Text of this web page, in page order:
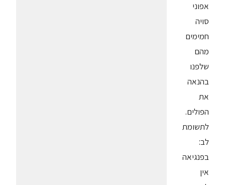
אפוני
סויה
חמימים
מהם
שלפנו
בהנאה
את
הפולים.
לתשומת
לב:
בפנגיאה
אין